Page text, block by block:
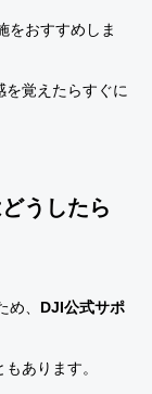
をおすすめしま
覚えたらすぐに
うしたら
、 DJI公式サポ
あります。